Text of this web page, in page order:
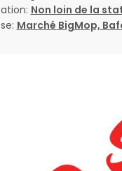
Non loin de la
Marché BigMop,